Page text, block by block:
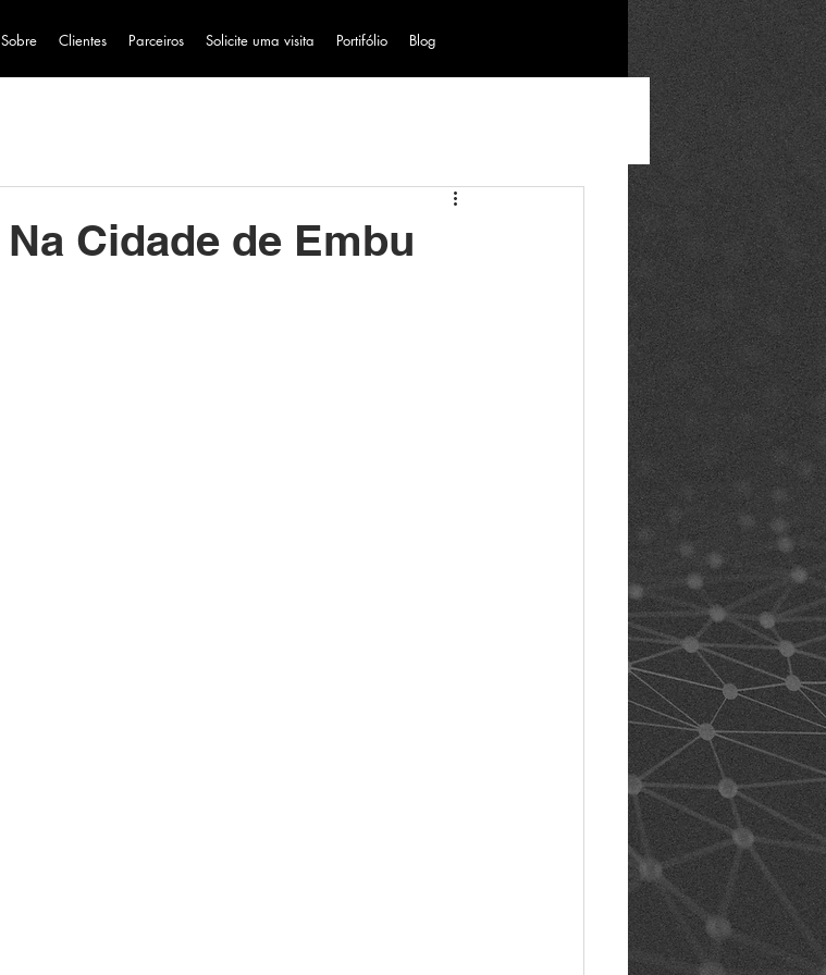
Sobre Clientes Parceiros Solicite uma visita Portifólio Blog
Cidade de Embu